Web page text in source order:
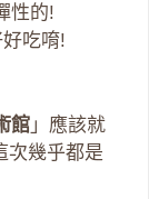
性的!
吃唷!
館 」應該就
次幾乎都是